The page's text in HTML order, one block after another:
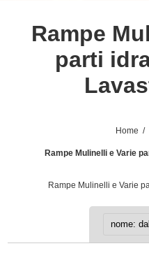
Rampe
parti
Home /
Rampe Mulinelli e Varie
Rampe Mulinelli e Varie